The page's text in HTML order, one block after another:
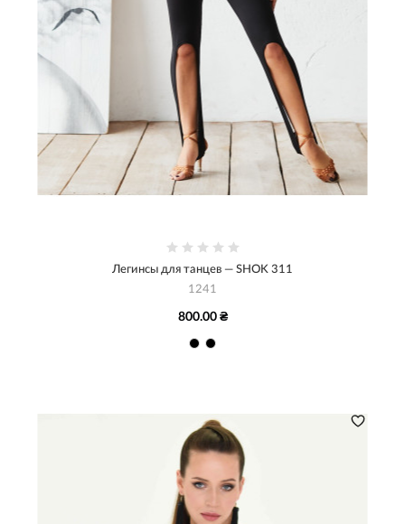
Легинсы для танцев — SHOK 311
1241
800.00 ₴